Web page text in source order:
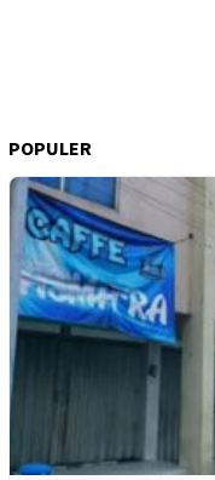
POPULER